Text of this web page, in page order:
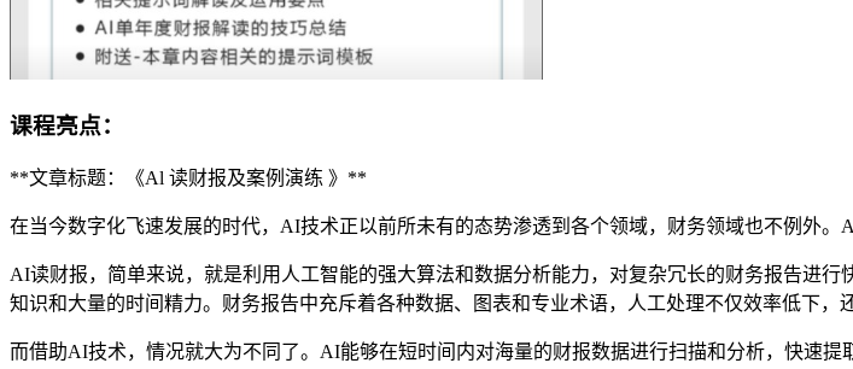
课程亮点：
**文章标题：《Al 读财报及案例演练 》**
在当今数字化飞速发展的时代，AI技术正以前所未有的态势渗透到各个领域，财务领域也不例外
AI读财报，简单来说，就是利用人工智能的强大算法和数据分析能力，对复杂冗长的财务报告进
知识和大量的时间精力。财务报告中充斥着各种数据、图表和专业术语，人工处理不仅效率低下，
而借助AI技术，情况就大为不同了。AI能够在短时间内对海量的财报数据进行扫描和分析，快速